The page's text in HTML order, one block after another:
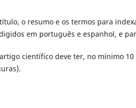
o resumo e os termos para
em português e espanhol, e
científico deve ter, no mínimo